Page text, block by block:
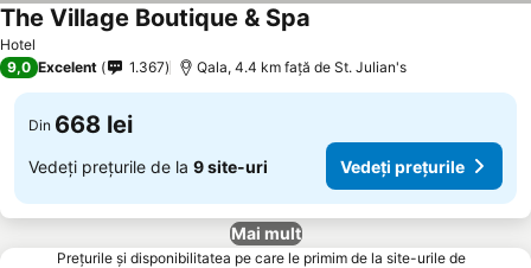
Hotel
The Village Boutique & Spa
9,0 Excelent 1.367 Qala, 4.4 km faţă de St. Julian's
Din 668 lei
Vedeți prețurile de la 9 site-uri Vedeți prețurile
Mai mult
Prețurile și disponibilitatea pe care le primim de la site-urile de